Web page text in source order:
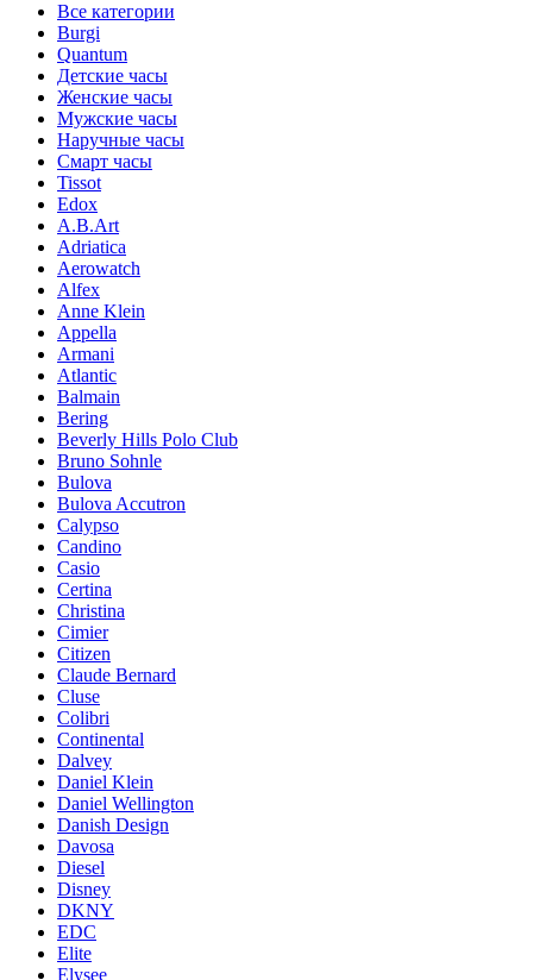
Все категории
Burgi
Quantum
Детские часы
Женские часы
Мужские часы
Наручные часы
Смарт часы
Tissot
Edox
A.B.Art
Adriatica
Aerowatch
Alfex
Anne Klein
Appella
Armani
Atlantic
Balmain
Bering
Beverly Hills Polo Club
Bruno Sohnle
Bulova
Bulova Accutron
Calypso
Candino
Casio
Certina
Christina
Cimier
Citizen
Claude Bernard
Cluse
Colibri
Continental
Dalvey
Daniel Klein
Daniel Wellington
Danish Design
Davosa
Diesel
Disney
DKNY
EDC
Elite
Elysee